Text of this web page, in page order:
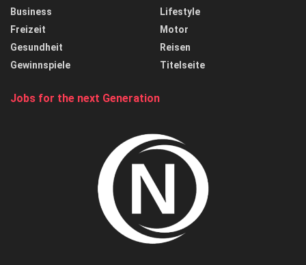
Business
Freizeit
Gesundheit
Gewinnspiele
Lifestyle
Motor
Reisen
Titelseite
Jobs for the next Generation